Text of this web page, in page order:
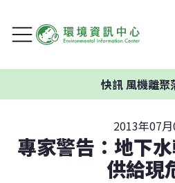
快訊風機離聚落
2013年07
專家警告：地下
供給現